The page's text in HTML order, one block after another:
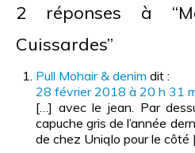
2 réponses à
Cuissardes”
Pull Mohair & denim dit :
28 février 2018 à 20 h 31
[…] avec le jean. Par
capuche gris de l’année
de chez Uniqlo pour le côté